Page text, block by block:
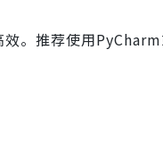
。推荐使用